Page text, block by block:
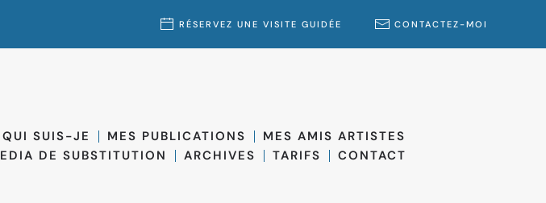
RÉSERVEZ UNE VISITE GUIDÉE CONTACTEZ-MOI
QUI SUIS-JE MES PUBLICATIONS
MES AMIS ARTISTES
DE SUBSTITUTION ARCHIVES TARIFS CONTACT